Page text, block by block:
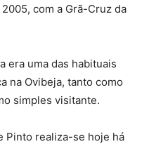
com a Grã-Cruz da
era uma das habituais
na Ovibeja, tanto como
simples visitante.
Pinto realiza-se hoje há